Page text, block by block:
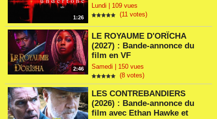
1:26
Lundi | 109 vues
(11 votes)
2:46
LE ROYAUME D'ORÏCHA
(2027) : Bande-annonce du
film en VF
Samedi | 150 vues
(8 votes)
LES CONTREBANDIERS
(2026) : Bande-annonce du
film avec Ethan Hawke et